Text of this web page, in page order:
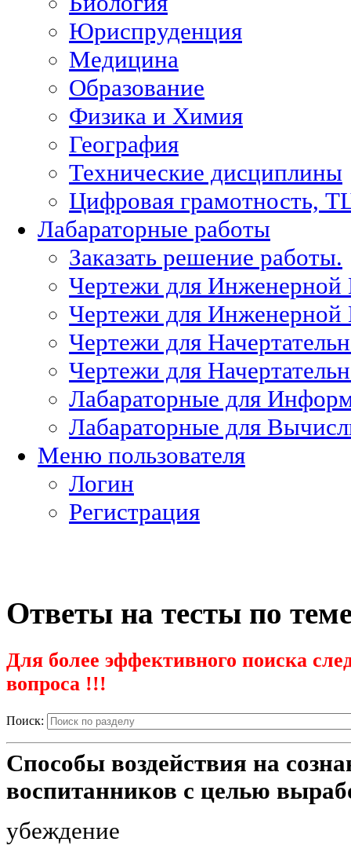
Юриспруденция
Медицина
Образование
Физика и Химия
География
Технические дисциплины
Цифровая грамотность,
Лабараторные работы
Заказать решение работы.
Чертежи для
Чертежи для
Чертежи для
Чертежи для
Лабараторные для
Лабараторные для
Меню пользователя
Логин
Регистрация
Ответы на тесты по
Для более эффективного поиска
вопроса !!!
Поиск:
Способы воздействия на
воспитанников с целью
убеждение